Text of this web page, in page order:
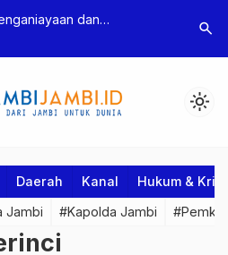
dan
Dua Tersangka
Polres
Dua
search
light_mode
Daerah Kanal Hukum &
Jambi #Kapolda Jambi